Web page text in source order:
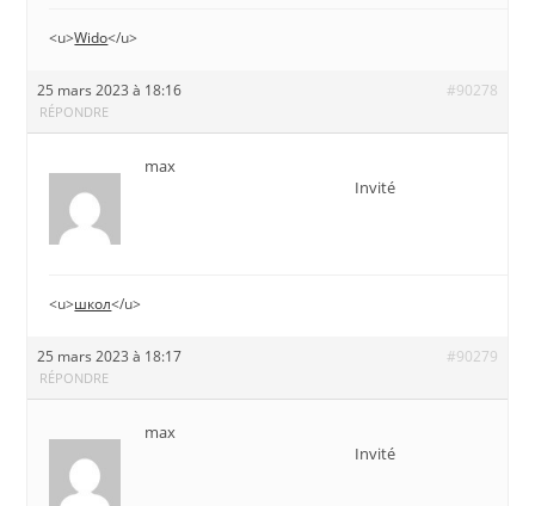
<u>Wido</u>
25 mars 2023 à 18:16 #90278
RÉPONDRE
max
Invité
<u>школ</u>
25 mars 2023 à 18:17 #90279
RÉPONDRE
max
Invité